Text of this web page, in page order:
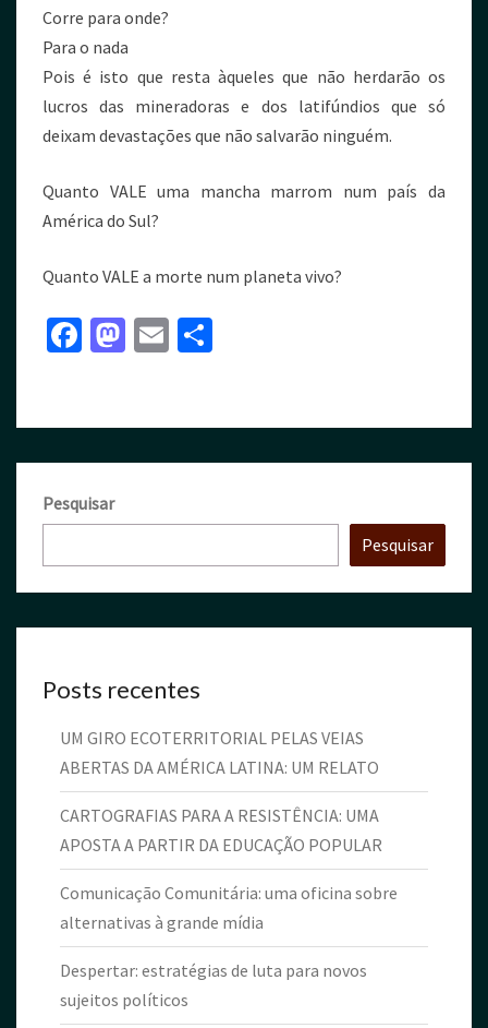
Corre para onde?
Para o nada
Pois é isto que resta àqueles que não herdarão os
lucros das mineradoras e dos latifúndios que só
deixam devastações que não salvarão ninguém.
Quanto VALE uma mancha marrom num país da
América do Sul?
Quanto VALE a morte num planeta vivo?
Fa
o
o
k
M
d
o
E
l
e
Pesquisar
Pesquisar
Posts recentes
UM GIRO ECOTERRITORIAL PELAS VEIAS
ABERTAS DA AMÉRICA LATINA: UM RELATO
CARTOGRAFIAS PARA A RESISTÊNCIA: UMA
APOSTA A PARTIR DA EDUCAÇÃO POPULAR
Comunicação Comunitária: uma oficina sobre
alternativas à grande mídia
Despertar: estratégias de luta para novos
sujeitos políticos